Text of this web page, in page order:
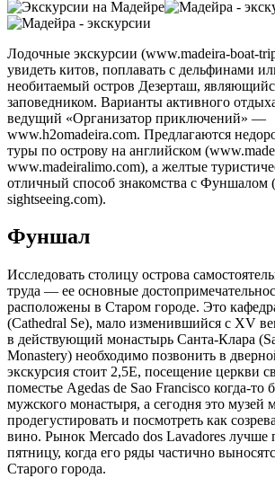
Лодочные экскурсии (www.madeira-boat-
увидеть китов, поплавать с дельфинами
необитаемый остров Дезерташ,
заповедником. Варианты активного
ведущий «Организатор приключений» —
www.h2omadeira.com. Предлагаются
туры по острову на английском
www.madeiralimo.com), а желтые
отличный способ знакомства с Фуншалом
sightseeing.com).
Фуншал
Исследовать столицу острова
труда — ее основные
расположены в Старом городе. Это
(Cathedral Se), мало изменившийся с XV
в действующий монастырь Санта-Клара
Monastery) необходимо позвонить в
экскурсия стоит 2,5Е, посещение церкви
поместье Agedas de Sao Francisco когда-то
мужского монастыря, а сегодня это музей
продегустировать и посмотреть как
вино. Рынок Mercado dos Lavadores лучше
пятницу, когда его ряды частично
Старого города.